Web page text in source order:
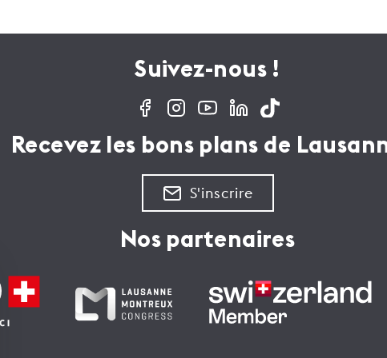
Suivez-nous !
Recevez les bons plans de
S'inscrire
Nos partenaires